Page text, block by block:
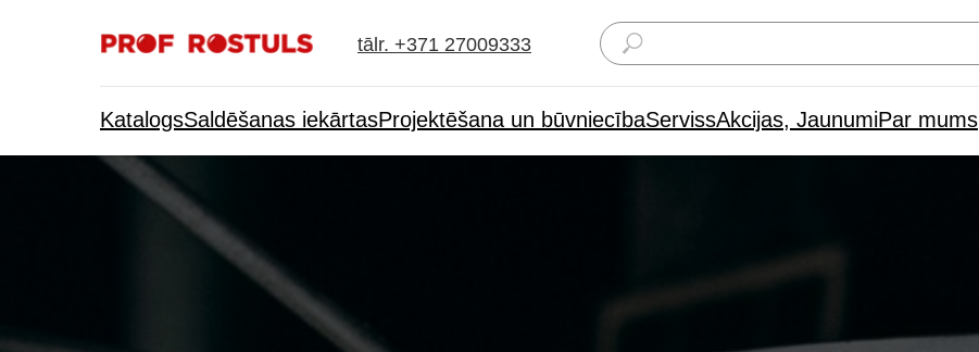
tālr. +371 27009333
KatalogsSaldēšanas iekārtasProjektēšana un būvniecībaServissAkcijas, JaunumiPar mums